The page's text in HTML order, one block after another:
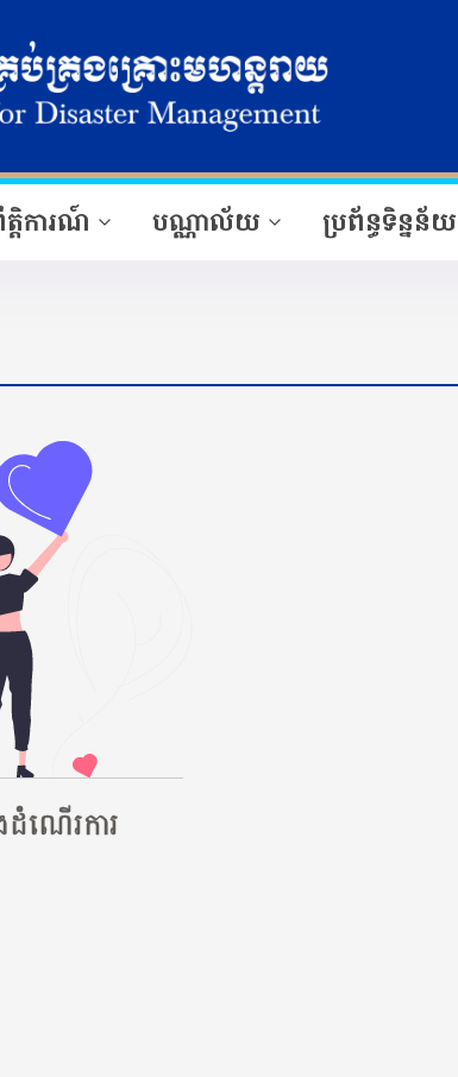
តិការណ៍ បណ្ណាល័យ ប្រព័ន្ធទិន្នន័យ
ណើរការ